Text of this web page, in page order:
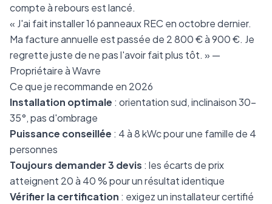
compte à rebours est lancé.
« J'ai fait installer 16 panneaux REC en octobre dernier.
Ma facture annuelle est passée de 2 800 € à 900 €. Je
regrette juste de ne pas l'avoir fait plus tôt. » —
Propriétaire à Wavre
Ce que je recommande en 2026
Installation optimale : orientation sud, inclinaison 30-
35°, pas d'ombrage
Puissance conseillée : 4 à 8 kWc pour une famille de 4
personnes
Toujours demander 3 devis : les écarts de prix
atteignent 20 à 40 % pour un résultat identique
Vérifier la certification : exigez un installateur certifié